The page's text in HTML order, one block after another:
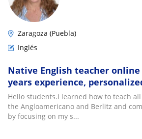
Zaragoza (Puebla)
Inglés
Native English teacher
years experience,
Hello students.I learned how to teach
the Angloamericano and Berlitz and
by focusing on my s...